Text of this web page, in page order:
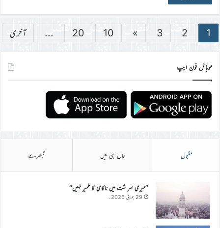
1
2
3
»
10
20
... آخری
موبائل فون ایپ
مقبول حال ہی میں تبصرے
’’میری سر شت میں ناکامی کا خمیر نہیں‘‘
29 جولائی 2025ء